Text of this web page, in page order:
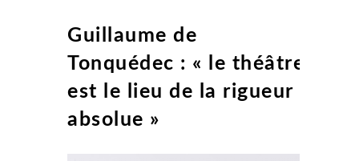
Guillaume de
Tonquédec : « le théâtre
est le lieu de la rigueur
absolue »